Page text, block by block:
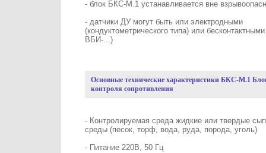
- блок БКС-М.1 устанавливается вне
- датчики ДУ могут быть или электродными
(кондуктометрического типа) или
ВБИ-...)
Основные технические характеристики БКС-М.1
контроля сопротивления
- Контролируемая среда жидкие или твердые
среды (песок, торф, вода, руда, порода, уголь)
- Питание 220В, 50 Гц